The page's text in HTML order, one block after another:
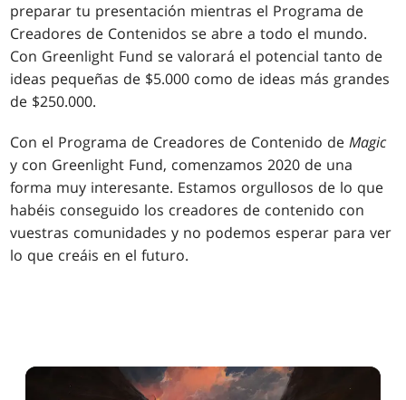
preparar tu presentación mientras el Programa de
Creadores de Contenidos se abre a todo el mundo.
Con Greenlight Fund se valorará el potencial tanto de
ideas pequeñas de $5.000 como de ideas más grandes
de $250.000.
Con el Programa de Creadores de Contenido deMagic
y con Greenlight Fund, comenzamos 2020 de una
forma muy interesante. Estamos orgullosos de lo que
habéis conseguido los creadores de contenido con
vuestras comunidades y no podemos esperar para ver
lo que creáis en el futuro.